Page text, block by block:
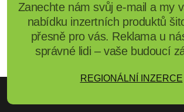
Zanechte nám svůj e-mail a my
nabídku inzertních produktů
přesně pro vás. Reklama u
správné lidi – vaše budoucí
REGIONÁLNÍ INZERCE